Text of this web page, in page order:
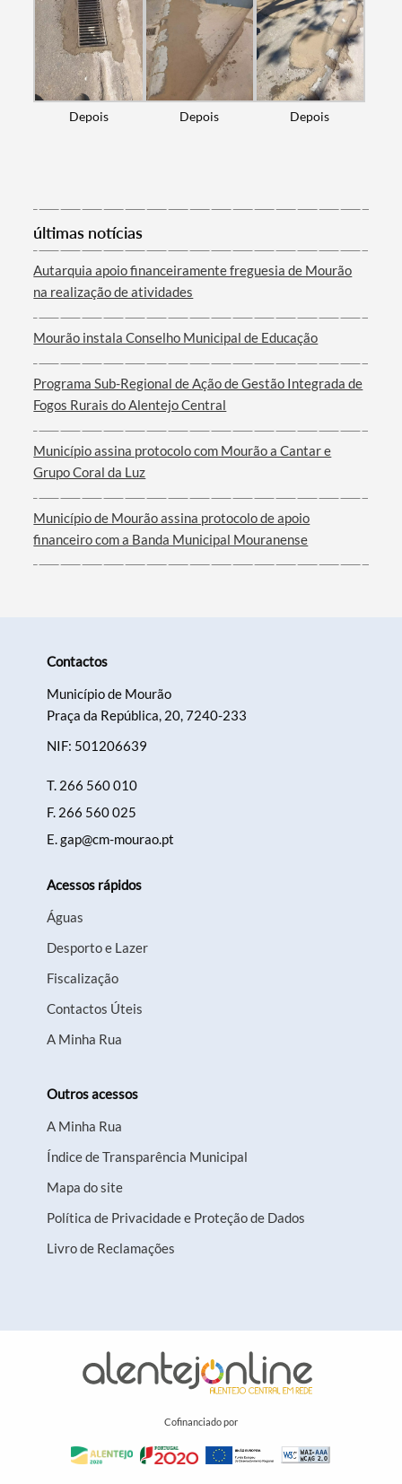
Depois Depois Depois
últimas notícias
Autarquia apoio financeiramente freguesia de Mourão
na realização de atividades
Mourão instala Conselho Municipal de Educação
Programa Sub-Regional de Ação de Gestão Integrada de
Fogos Rurais do Alentejo Central
Município assina protocolo com Mourão a Cantar e
Grupo Coral da Luz
Município de Mourão assina protocolo de apoio
financeiro com a Banda Municipal Mouranense
Contactos
Município de Mourão
Praça da República, 20, 7240-233
NIF: 501206639
T. 266 560 010
F. 266 560 025
E.gap@cm-mourao.pt
Acessos rápidos
Águas
Desporto e Lazer
Fiscalização
Contactos Úteis
A Minha Rua
Outros acessos
A Minha Rua
Índice de Transparência Municipal
Mapa do site
Política de Privacidade e Proteção de Dados
Livro de Reclamações
Cofinanciado por